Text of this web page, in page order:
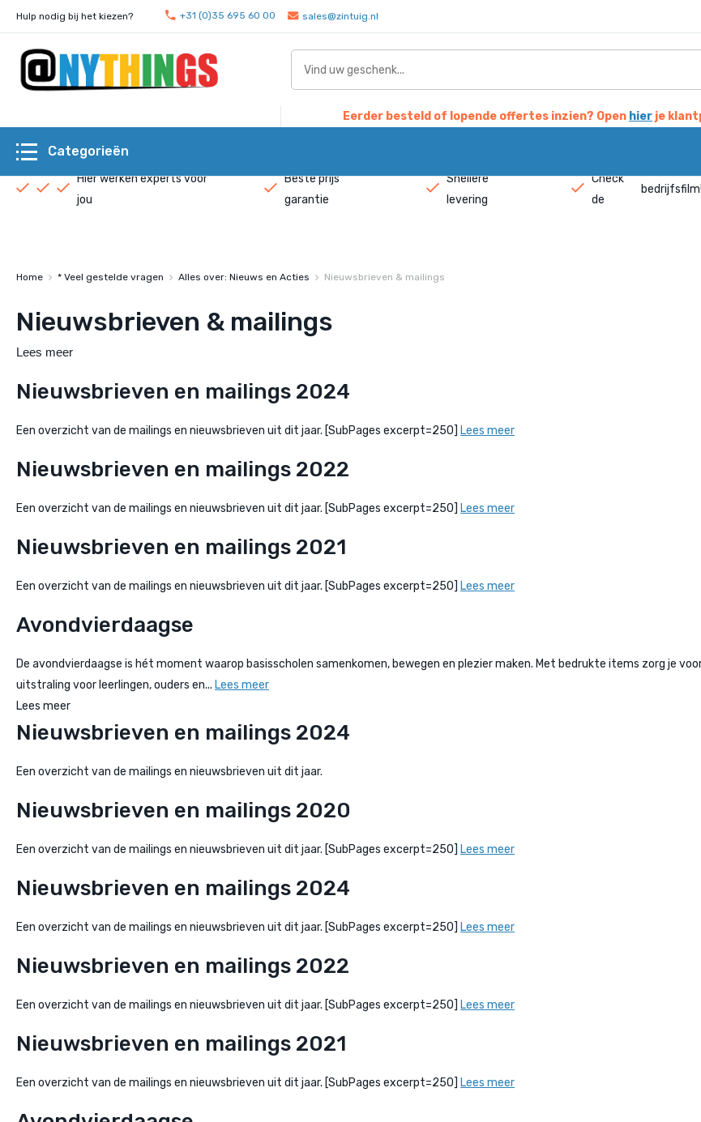
Hulp nodig bij het kiezen? +31 (0)35 695 60 00 sales@zintuig.nl
Eerder besteld of lopende offertes inzien? Open hier je
Categorieën
Hier werken experts voor
jou
Beste prijs
garantie
Snellere
levering
Check
de
bedrijfsfilm!
Home * Veel gestelde vragen Alles over: Nieuws en Acties Nieuwsbrieven & mailings
Nieuwsbrieven & mailings
Lees meer
Nieuwsbrieven en mailings 2024
Een overzicht van de mailings en nieuwsbrieven uit dit jaar. [SubPages excerpt=250] Lees meer
Nieuwsbrieven en mailings 2022
Een overzicht van de mailings en nieuwsbrieven uit dit jaar. [SubPages excerpt=250] Lees meer
Nieuwsbrieven en mailings 2021
Een overzicht van de mailings en nieuwsbrieven uit dit jaar. [SubPages excerpt=250] Lees meer
Avondvierdaagse
De avondvierdaagse is hét moment waarop basisscholen samenkomen, bewegen en plezier maken. Met bedrukte items zorg je
uitstraling voor leerlingen, ouders en... Lees meer
Lees meer
Nieuwsbrieven en mailings 2024
Een overzicht van de mailings en nieuwsbrieven uit dit jaar.
Nieuwsbrieven en mailings 2020
Een overzicht van de mailings en nieuwsbrieven uit dit jaar. [SubPages excerpt=250] Lees meer
Nieuwsbrieven en mailings 2024
Een overzicht van de mailings en nieuwsbrieven uit dit jaar. [SubPages excerpt=250] Lees meer
Nieuwsbrieven en mailings 2022
Een overzicht van de mailings en nieuwsbrieven uit dit jaar. [SubPages excerpt=250] Lees meer
Nieuwsbrieven en mailings 2021
Een overzicht van de mailings en nieuwsbrieven uit dit jaar. [SubPages excerpt=250] Lees meer